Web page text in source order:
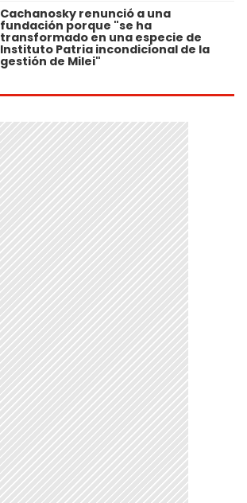
Cachanosky renunció a una
fundación porque "se ha
transformado en una especie de
Instituto Patria incondicional de la
gestión de Milei"